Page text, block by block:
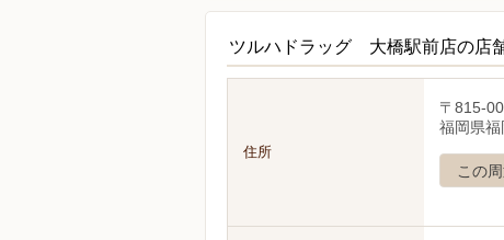
ツルハドラッグ 大橋駅前店の店
住所
〒815-
福岡県
この